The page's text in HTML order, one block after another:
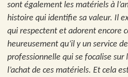
sont également les matériels à
histoire qui identifie sa valeur. Il
qui respectent et adorent encore
heureusement qu’il y un service
professionnelle qui se focalise sur
l’achat de ces matériels. Et cela